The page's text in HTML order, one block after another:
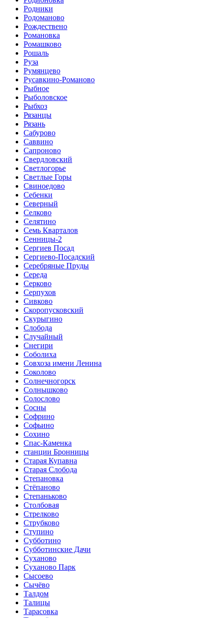
Родники
Родоманово
Рождествено
Романовка
Ромашково
Рошаль
Руза
Румянцево
Русавкино-Романово
Рыбное
Рыболовское
Рыбхоз
Рязанцы
Рязань
Сабурово
Саввино
Сапроново
Свердловский
Светлогорье
Светлые Горы
Свиноедово
Себенки
Северный
Селково
Селятино
Семь Кварталов
Сенницы-2
Сергиев Посад
Сергиево-Посадский
Серебряные Пруды
Середа
Серково
Серпухов
Сивково
Скоропусковский
Скурыгино
Слобода
Случайный
Снегири
Соболиха
Совхоза имени Ленина
Соколово
Солнечногорск
Солнышково
Солослово
Сосны
Софрино
Софьино
Сохино
Спас-Каменка
станции Бронницы
Старая Купавна
Старая Слобода
Степановка
Стёпаново
Степаньково
Столбовая
Стрелково
Струбково
Ступино
Субботино
Субботинские Дачи
Суханово
Суханово Парк
Сысоево
Сычёво
Талдом
Талицы
Тарасовка